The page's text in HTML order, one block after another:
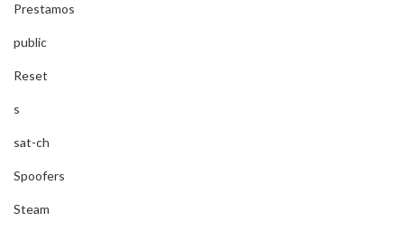
Prestamos
public
Reset
s
sat-ch
Spoofers
Steam